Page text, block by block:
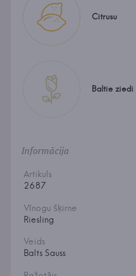
Citrusu
Baltie ziedi
Informācija
Artikuls
2687
Vīnogu šķirne
Riesling
Veids
Balts Sauss